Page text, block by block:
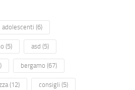
adolescenti (6)
(5) asd (5)
bergamo (67)
(12) consigli (5)